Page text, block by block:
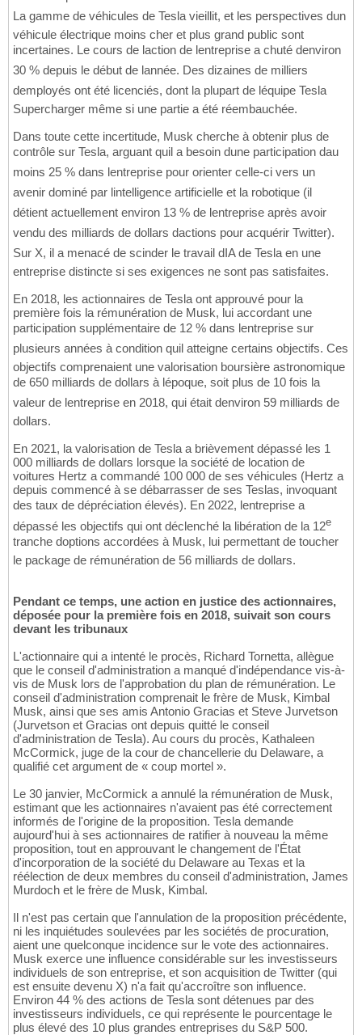
La gamme de véhicules de Tesla vieillit, et les perspectives dun
véhicule électrique moins cher et plus grand public sont
incertaines. Le cours de laction de lentreprise a chuté denviron
30 % depuis le début de lannée. Des dizaines de milliers
demployés ont été licenciés, dont la plupart de léquipe Tesla
Supercharger même si une partie a été réembauchée.
Dans toute cette incertitude, Musk cherche à obtenir plus de
contrôle sur Tesla, arguant quil a besoin dune participation dau
moins 25 % dans lentreprise pour orienter celle-ci vers un
avenir dominé par lintelligence artificielle et la robotique (il
détient actuellement environ 13 % de lentreprise après avoir
vendu des milliards de dollars dactions pour acquérir Twitter).
Sur X, il a menacé de scinder le travail dIA de Tesla en une
entreprise distincte si ses exigences ne sont pas satisfaites.
En 2018, les actionnaires de Tesla ont approuvé pour la
première fois la rémunération de Musk, lui accordant une
participation supplémentaire de 12 % dans lentreprise sur
plusieurs années à condition quil atteigne certains objectifs. Ces
objectifs comprenaient une valorisation boursière astronomique
de 650 milliards de dollars à lépoque, soit plus de 10 fois la
valeur de lentreprise en 2018, qui était denviron 59 milliards de
dollars.
En 2021, la valorisation de Tesla a brièvement dépassé les 1
000 milliards de dollars lorsque la société de location de
voitures Hertz a commandé 100 000 de ses véhicules (Hertz a
depuis commencé à se débarrasser de ses Teslas, invoquant
des taux de dépréciation élevés). En 2022, lentreprise a
dépassé les objectifs qui ont déclenché la libération de la 12e
tranche doptions accordées à Musk, lui permettant de toucher
le package de rémunération de 56 milliards de dollars.
Pendant ce temps, une action en justice des actionnaires,
déposée pour la première fois en 2018, suivait son cours
devant les tribunaux
L'actionnaire qui a intenté le procès, Richard Tornetta, allègue
que le conseil d'administration a manqué d'indépendance vis-à-
vis de Musk lors de l'approbation du plan de rémunération. Le
conseil d'administration comprenait le frère de Musk, Kimbal
Musk, ainsi que ses amis Antonio Gracias et Steve Jurvetson
(Jurvetson et Gracias ont depuis quitté le conseil
d'administration de Tesla). Au cours du procès, Kathaleen
McCormick, juge de la cour de chancellerie du Delaware, a
qualifié cet argument de « coup mortel ».
Le 30 janvier, McCormick a annulé la rémunération de Musk,
estimant que les actionnaires n'avaient pas été correctement
informés de l'origine de la proposition. Tesla demande
aujourd'hui à ses actionnaires de ratifier à nouveau la même
proposition, tout en approuvant le changement de l'État
d'incorporation de la société du Delaware au Texas et la
réélection de deux membres du conseil d'administration, James
Murdoch et le frère de Musk, Kimbal.
Il n'est pas certain que l'annulation de la proposition précédente,
ni les inquiétudes soulevées par les sociétés de procuration,
aient une quelconque incidence sur le vote des actionnaires.
Musk exerce une influence considérable sur les investisseurs
individuels de son entreprise, et son acquisition de Twitter (qui
est ensuite devenu X) n'a fait qu'accroître son influence.
Environ 44 % des actions de Tesla sont détenues par des
investisseurs individuels, ce qui représente le pourcentage le
plus élevé des 10 plus grandes entreprises du S&P 500.